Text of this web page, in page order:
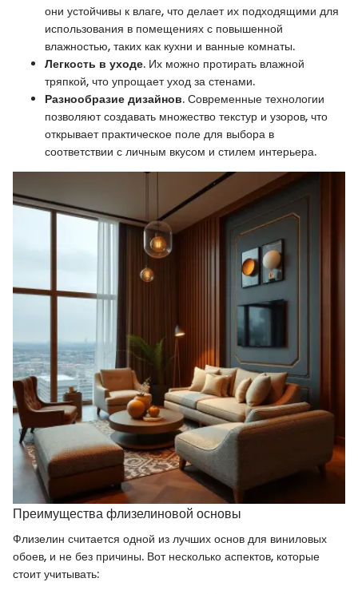
они устойчивы к влаге, что делает их подходящими для
использования в помещениях с повышенной
влажностью, таких как кухни и ванные комнаты.
Легкость в уходе. Их можно протирать влажной
тряпкой, что упрощает уход за стенами.
Разнообразие дизайнов. Современные технологии
позволяют создавать множество текстур и узоров, что
открывает практическое поле для выбора в
соответствии с личным вкусом и стилем интерьера.
Преимущества флизелиновой основы
Флизелин считается одной из лучших основ для виниловых
обоев, и не без причины. Вот несколько аспектов, которые
стоит учитывать: